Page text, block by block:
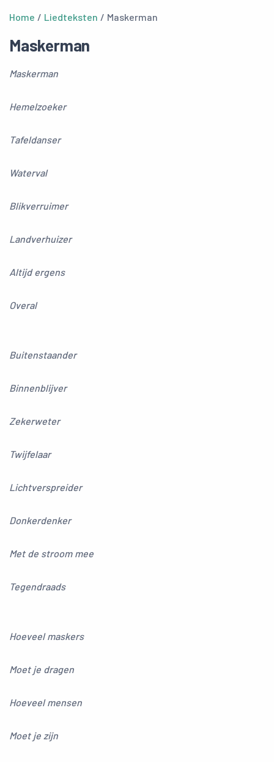
Home / Liedteksten / Maskerman
Maskerman
Maskerman
Hemelzoeker
Tafeldanser
Waterval
Blikverruimer
Landverhuizer
Altijd ergens
Overal
Buitenstaander
Binnenblijver
Zekerweter
Twijfelaar
Lichtverspreider
Donkerdenker
Met de stroom mee
Tegendraads
Hoeveel maskers
Moet je dragen
Hoeveel mensen
Moet je zijn